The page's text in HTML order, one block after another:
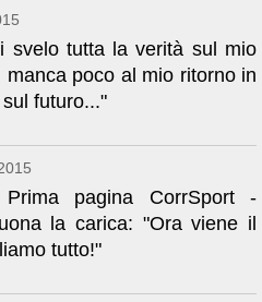
svelo tutta la verità sul mio
manca poco al mio ritorno in
futuro..."
pagina CorrSport -
la carica: "Ora viene il
tutto!"